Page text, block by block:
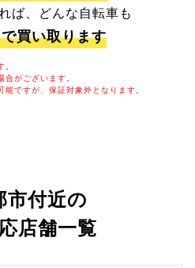
ば、どんな自転車も
買い取ります
がございます。
ですが、保証対象外となります。
市付近の
店舗一覧